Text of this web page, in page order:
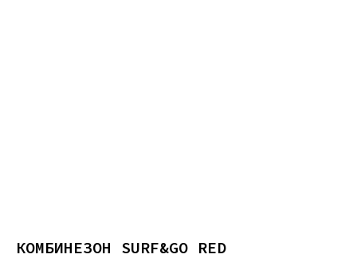
КОМБИНЕЗОН SURF&GO RED